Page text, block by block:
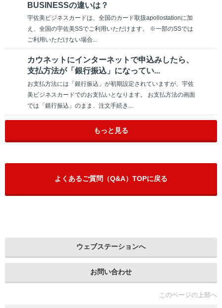
BUSINESSの違いは？
宇佐美ビジネスカードは、全国のカード取扱apollostationに加
え、全国の宇佐美SSでご利用いただけます。 ※一部のSSでは
ご利用いただけない場合...
カウネットにインターネットで申込みしたら、
支払方法が「銀行振込」になってい...
お支払方法には「銀行振込」が初期設定されていますが、宇佐
美ビジネスカードでのお支払いとなります。 お支払方法の画面
では「銀行振込」のまま、注文手続き...
もっと見る
よくあるご質問（Q&A）TOPに戻る
ウェブステーションへ
お問い合わせ
このページの上部へ